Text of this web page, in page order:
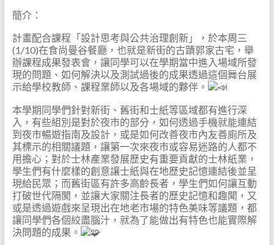
簡介：
計畫配合課程「設計思考與公共治理創新」，於本周三
(1/10)在食尚曼谷餐廳，也就是新街的古蹟郭家古宅，舉
辦課程成果發表會，讓同學可以在學期當中進入場域所發
現的問題、如何解決以及測試過後的成果透過這個舞台展
示給學校教師、課程業師以及各場域的夥伴。
本學期同學們針對新街、舊街和士紙等區域都有進行深
入，有些組別是對於夜市的部分，如何透過手機就能連結
到夜市暢遊指南及設計，或是如何改善夜市內友善廁所及
其標示的相關議題，讓第一次來夜市或容易迷路的人都不
用擔心；對於士林產業發展歷史有重要貢獻的士林紙業，
學生們有什麼樣的創意讓士紙與在地歷史記憶連結後並呈
現給民眾；而舊街區有許多高齡長者，學生們如何讓互動
打破世代隔閡，並讓大家關注長者的歷史記憶和趣聞，又
或是透過遊戲來呈現出在地老市場的特色美味等議題，都
讓同學們各個絞盡腦汁，就為了能做出有特色也能實際解
決問題的成果。